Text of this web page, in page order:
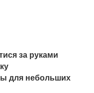
за руками
для небольших